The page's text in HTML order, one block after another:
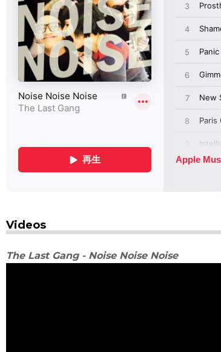
Videos
The Last Gang - Noise Noise Noise